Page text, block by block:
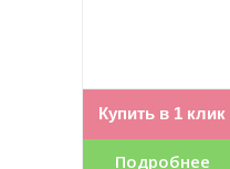
Купить в 1 клик
Подробнее